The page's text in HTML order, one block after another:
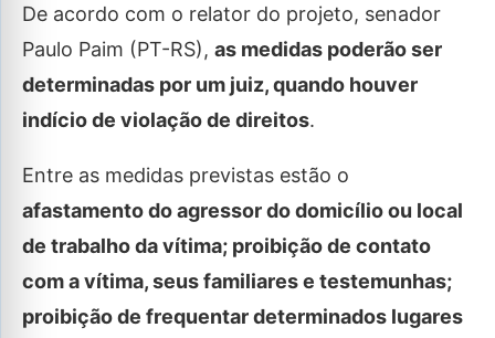
De acordo com o relator do projeto, senador
Paulo Paim (PT-RS), as medidas poderão ser
determinadas por um juiz, quando houver
indício de violação de direitos.
Entre as medidas previstas estão o
afastamento do agressor do domicílio ou local
de trabalho da vítima; proibição de contato
com a vítima, seus familiares e testemunhas;
proibição de frequentar determinados lugares